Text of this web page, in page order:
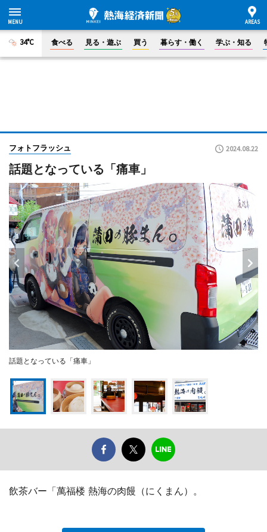
34°C 食べる 見る・遊ぶ 買う 暮らす・働く 学ぶ・知る
フォトフラッシュ 2024.08.22
話題となっている「痛車」
話題となっている「痛車」
飲茶バー「萬福楼 熱海の肉饅（にくまん）。